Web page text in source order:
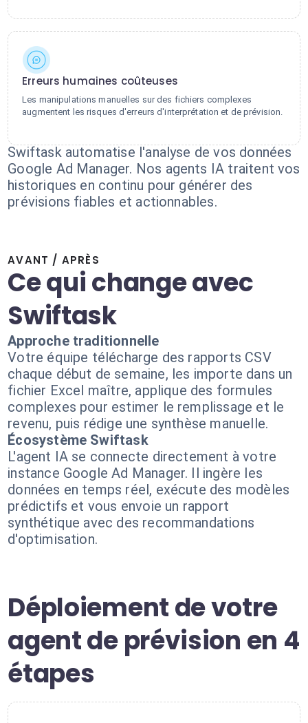
Erreurs humaines coûteuses
Les manipulations manuelles sur des fichiers complexes
augmentent les risques d'erreurs d'interprétation et de prévision.
Swiftask automatise l'analyse de vos données
Google Ad Manager. Nos agents IA traitent vos
historiques en continu pour générer des
prévisions fiables et actionnables.
AVANT / APRÈS
Ce qui change avec
Swiftask
Approche traditionnelle
Votre équipe télécharge des rapports CSV
chaque début de semaine, les importe dans un
fichier Excel maître, applique des formules
complexes pour estimer le remplissage et le
revenu, puis rédige une synthèse manuelle.
Écosystème Swiftask
L'agent IA se connecte directement à votre
instance Google Ad Manager. Il ingère les
données en temps réel, exécute des modèles
prédictifs et vous envoie un rapport
synthétique avec des recommandations
d'optimisation.
Déploiement de votre
agent de prévision en 4
étapes